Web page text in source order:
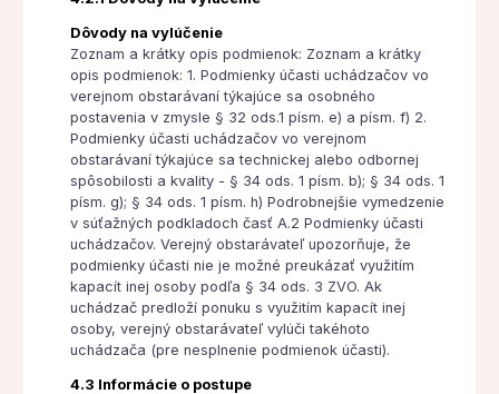
Dôvody na vylúčenie
Zoznam a krátky opis podmienok: Zoznam a krátky
opis podmienok: 1. Podmienky účasti uchádzačov vo
verejnom obstarávaní týkajúce sa osobného
postavenia v zmysle § 32 ods.1 písm. e) a písm. f) 2.
Podmienky účasti uchádzačov vo verejnom
obstarávaní týkajúce sa technickej alebo odbornej
spôsobilosti a kvality - § 34 ods. 1 písm. b); § 34 ods. 1
písm. g); § 34 ods. 1 písm. h) Podrobnejšie vymedzenie
v súťažných podkladoch časť A.2 Podmienky účasti
uchádzačov. Verejný obstarávateľ upozorňuje, že
podmienky účasti nie je možné preukázať využitím
kapacít inej osoby podľa § 34 ods. 3 ZVO. Ak
uchádzač predloží ponuku s využitím kapacít inej
osoby, verejný obstarávateľ vylúči takéhoto
uchádzača (pre nesplnenie podmienok účasti).
4.3 Informácie o postupe